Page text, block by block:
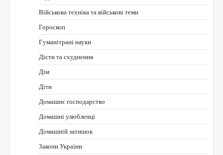
Військова техніка та військові теми
Гороскоп
Гуманітрані науки
Дієти та схуднення
Дім
Діти
Домашнє господарство
Домашні улюбленці
Домашній затишок
Закони України